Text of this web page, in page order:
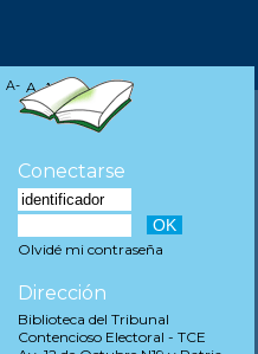
A- A A+
Conectarse
Olvidé mi contraseña
Dirección
Biblioteca del Tribunal
Contencioso Electoral - TCE